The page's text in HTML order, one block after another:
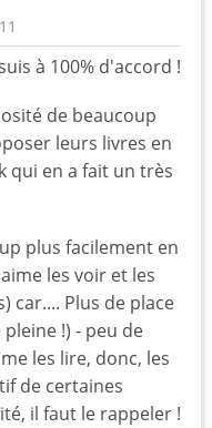
à 100% d'accord !
de beaucoup
leurs livres en
qui en a fait un très
plus facilement en
les voir et les
car.... Plus de place
!) - peu de
les lire, donc, les
de certaines
il faut le rappeler !